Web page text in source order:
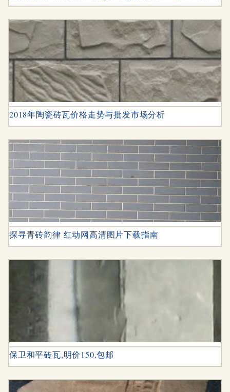
2018年陶瓷砖瓦价格走势与批发市场分析
探寻青砖韵律 红动网高清图片下载指南
保卫和平砖瓦,明价150,包邮